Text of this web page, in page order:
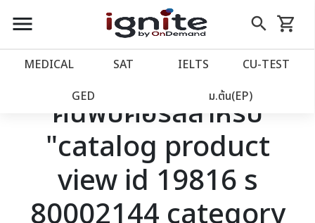
close
account_balance หน้าแรก
เว็บไซต์อิกไนท์
โปรโมชั่น
วางแผนการเรียน
account_circle เข้าสู่ระบบ
menu search
Skip
to
shopping_cart
รถเข็น
MEDICAL SAT IELTS CU‑TEST
GED ม.ต้น(EP)
ค้นพบคอร์สสำหรับ
"catalog product
view id 19816 s
80002144 category